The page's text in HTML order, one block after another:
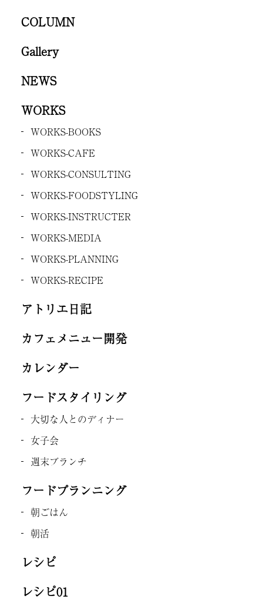
COLUMN
Gallery
NEWS
WORKS
WORKS-BOOKS
WORKS-CAFE
WORKS-CONSULTING
WORKS-FOODSTYLING
WORKS-INSTRUCTER
WORKS-MEDIA
WORKS-PLANNING
WORKS-RECIPE
アトリエ日記
カフェメニュー開発
カレンダー
フードスタイリング
大切な人とのディナー
女子会
週末ブランチ
フードプランニング
朝ごはん
朝活
レシピ
レシピ01